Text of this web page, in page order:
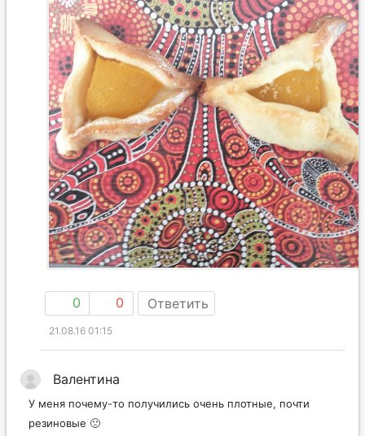
0 0 Ответить
21.08.16 01:15
Валентина
У меня почему-то получились очень плотные, почти
резиновые 🙁